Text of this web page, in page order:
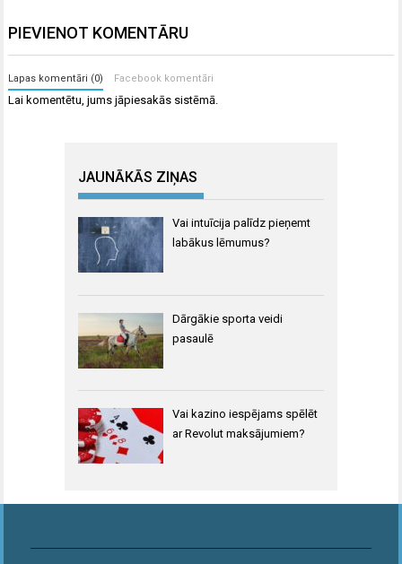
PIEVIENOT KOMENTĀRU
Lapas komentāri (0) Facebook komentāri
Lai komentētu, jumsjāpiesakās sistēmā.
JAUNĀKĀS ZIŅAS
Vai intuīcija palīdz pieņemt
labākus lēmumus?
Dārgākie sporta veidi
pasaulē
Vai kazino iespējams spēlēt
ar Revolut maksājumiem?